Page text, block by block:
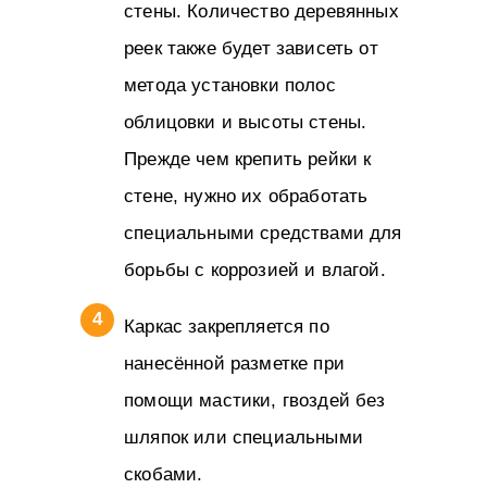
стены. Количество деревянных
реек также будет зависеть от
метода установки полос
облицовки и высоты стены.
Прежде чем крепить рейки к
стене, нужно их обработать
специальными средствами для
борьбы с коррозией и влагой.
Каркас закрепляется по
нанесённой разметке при
помощи мастики, гвоздей без
шляпок или специальными
скобами.